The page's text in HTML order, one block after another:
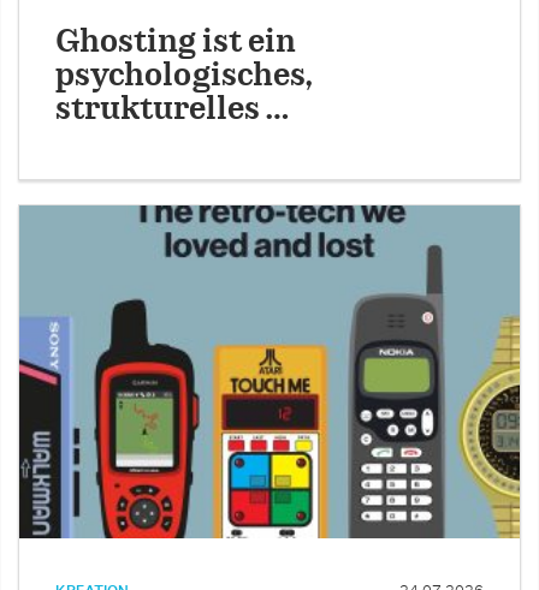
Ghosting ist ein
psychologisches,
strukturelles …